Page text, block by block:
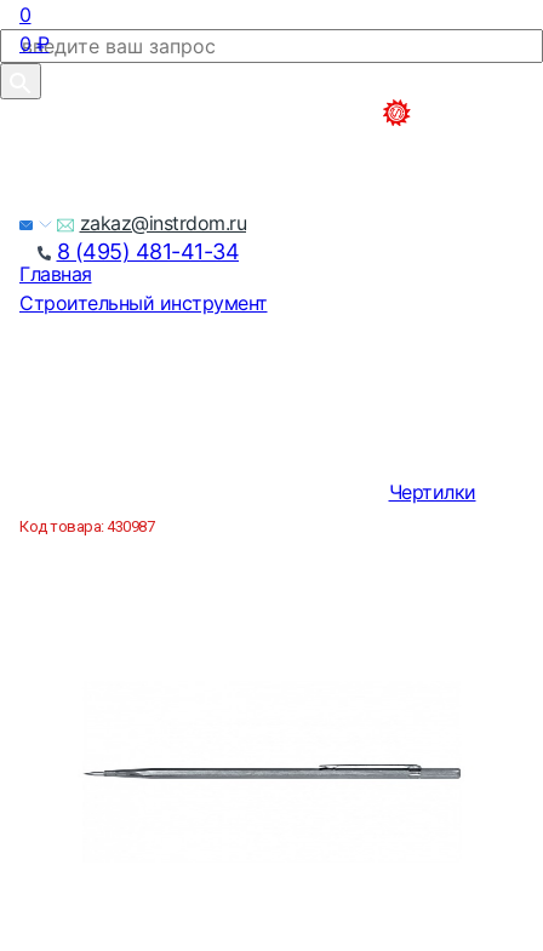
zakaz@instrdom.ru
8 (495) 481-41-34
0
0₽
Главная
Строительный инструмент
Чертилки
Код товара:430987